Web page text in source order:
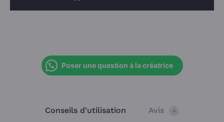
Poser une question à la créatrice
Conseils d'utilisation Avis 4